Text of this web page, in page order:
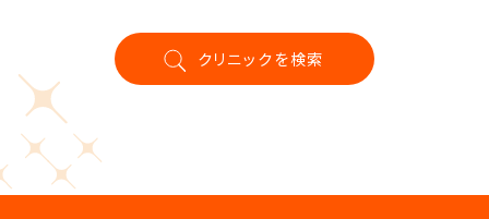
クリニックを検索